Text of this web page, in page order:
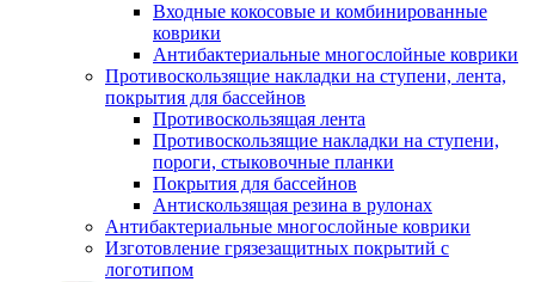
Входные кокосовые и комбинированные
коврики
Антибактериальные многослойные коврики
Противоскользящие накладки на ступени, лента,
покрытия для бассейнов
Противоскользящая лента
Противоскользящие накладки на ступени,
пороги, стыковочные планки
Покрытия для бассейнов
Антискользящая резина в рулонах
Антибактериальные многослойные коврики
Изготовление грязезащитных покрытий с
логотипом